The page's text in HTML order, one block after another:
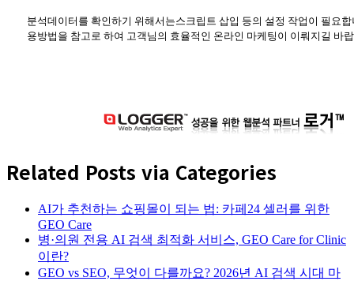
분석데이터를 확인하기 위해서는스크립트 삽입 등의 설정 작업이 필요합
용방법을 참고로 하여 고객님의 효율적인 온라인 마케팅이 이뤄지길 바
Related Posts via Categories
AI가 추천하는 쇼핑몰이 되는 법: 카페24 셀러를 위한
GEO Care
병·의원 전용 AI 검색 최적화 서비스, GEO Care for Clinic
이란?
GEO vs SEO, 무엇이 다를까요? 2026년 AI 검색 시대 마